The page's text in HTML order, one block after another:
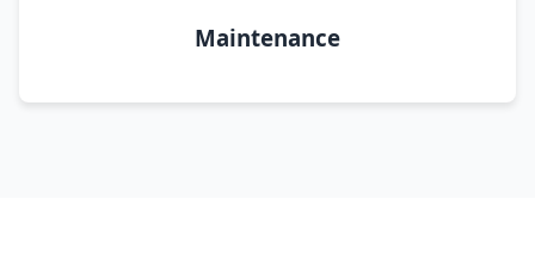
Maintenance